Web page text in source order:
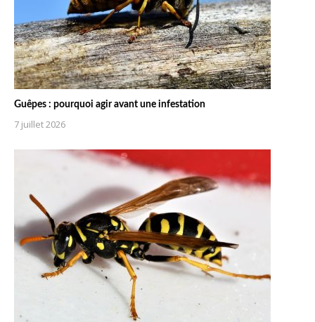
Guêpes : pourquoi agir avant une infestation
7 juillet 2026